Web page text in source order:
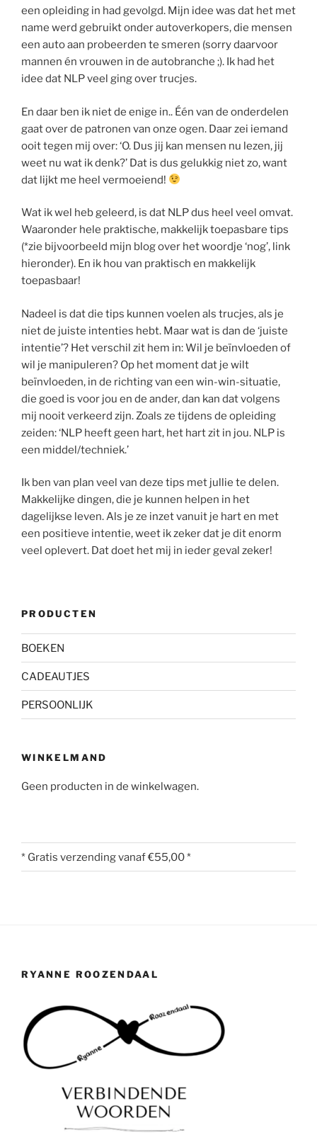
een opleiding in had gevolgd. Mijn idee was dat het met
name werd gebruikt onder autoverkopers, die mensen
een auto aan probeerden te smeren (sorry daarvoor
mannen én vrouwen in de autobranche ;). Ik had het
idee dat NLP veel ging over trucjes.
En daar ben ik niet de enige in.. Één van de onderdelen
gaat over de patronen van onze ogen. Daar zei iemand
ooit tegen mij over: ‘O. Dus jij kan mensen nu lezen, jij
weet nu wat ik denk?’ Dat is dus gelukkig niet zo, want
dat lijkt me heel vermoeiend!
Wat ik wel heb geleerd, is dat NLP dus heel veel omvat.
Waaronder hele praktische, makkelijk toepasbare tips
(*zie bijvoorbeeld mijn blog over het woordje ‘nog’, link
hieronder). En ik hou van praktisch en makkelijk
toepasbaar!
Nadeel is dat die tips kunnen voelen als trucjes, als je
niet de juiste intenties hebt. Maar wat is dan de ‘juiste
intentie’? Het verschil zit hem in: Wil je beïnvloeden of
wil je manipuleren? Op het moment dat je wilt
beïnvloeden, in de richting van een win-win-situatie,
die goed is voor jou en de ander, dan kan dat volgens
mij nooit verkeerd zijn. Zoals ze tijdens de opleiding
zeiden: ‘NLP heeft geen hart, het hart zit in jou. NLP is
een middel/techniek.’
Ik ben van plan veel van deze tips met jullie te delen.
Makkelijke dingen, die je kunnen helpen in het
dagelijkse leven. Als je ze inzet vanuit je hart en met
een positieve intentie, weet ik zeker dat je dit enorm
veel oplevert. Dat doet het mij in ieder geval zeker!
PRODUCTEN
BOEKEN
CADEAUTJES
PERSOONLIJK
WINKELMAND
Geen producten in de winkelwagen.
* Gratis verzending vanaf €55,00 *
RYANNE ROOZENDAAL